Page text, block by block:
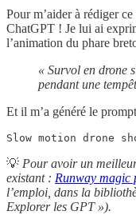
Pour m’aider à rédiger
ChatGPT ! Je lui ai
l’animation du phare
« Survol en drone
pendant une
Et il m’a généré le
Slow motion drone
💡 Pour avoir un
existant : Runway magic
l’emploi, dans la
Explorer les GPT »).